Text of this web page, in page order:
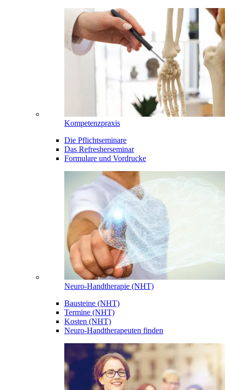
Kompetenzpraxis
Die Pflichtseminare
Das Refresherseminar
Formulare und Vordrucke
Neuro-Handtherapie (NHT)
Bausteine (NHT)
Termine (NHT)
Kosten (NHT)
Neuro-Handtherapeuten finden